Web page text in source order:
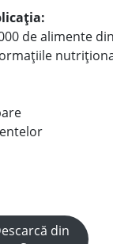
de alimente
din